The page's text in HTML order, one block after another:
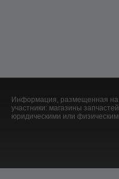
Информация, размещенная на
участники: магазины
юридическими или